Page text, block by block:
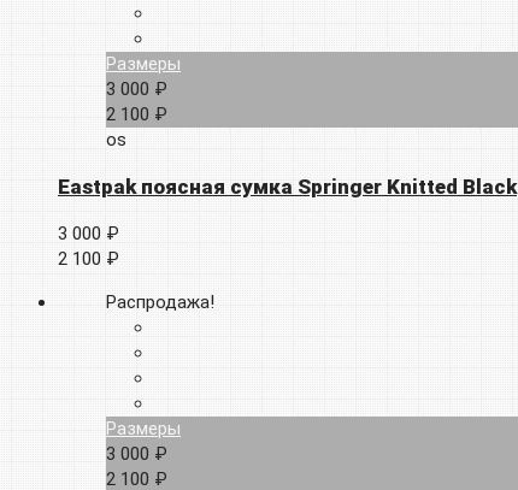
Размеры
3 000 ₽
2 100 ₽
os
Eastpak поясная сумка Springer Knitted Black
3 000 ₽
2 100 ₽
Распродажа!
Размеры
3 000 ₽
2 100 ₽